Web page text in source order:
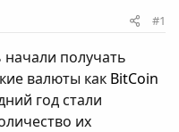
#1
получать
валюты как BitCoin
год стали
их